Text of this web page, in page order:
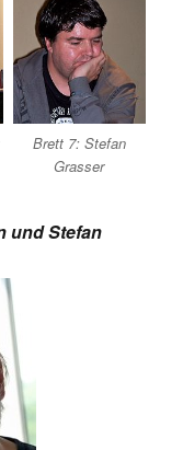
Brett 7: Stefan
Grasser
und Stefan